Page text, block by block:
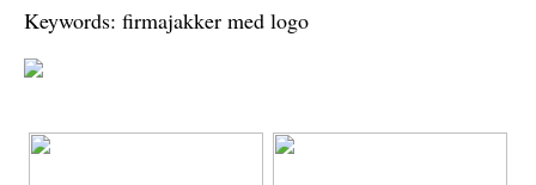
Keywords: firmajakker med logo